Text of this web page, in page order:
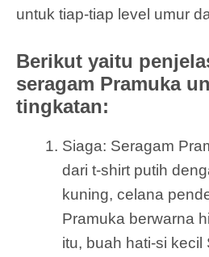
untuk tiap-tiap level umur
Berikut yaitu
seragam Pramuka
tingkatan:
Siaga: Seragam
dari t-shirt putih
kuning, celana
Pramuka berwarna
itu, buah hati-si kecil